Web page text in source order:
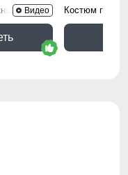
02395R
Видео Костюм